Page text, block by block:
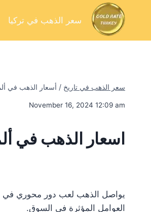
سعر الذهب في تركيا
سعر الذهب في تاريخ / أسعار الذهب في ألمانيا اليوم 11/16/2024 –
November 16, 2024 12:09 am
اسعار الذهب في ألمانيا
يواصل الذهب لعب دور محوري في
العوامل المؤثرة في السوق.